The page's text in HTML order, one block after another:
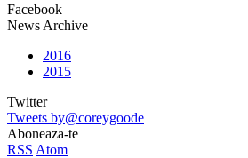
Facebook
News Archive
2016
2015
Twitter
Tweets by@coreygoode
Aboneaza-te
RSS Atom